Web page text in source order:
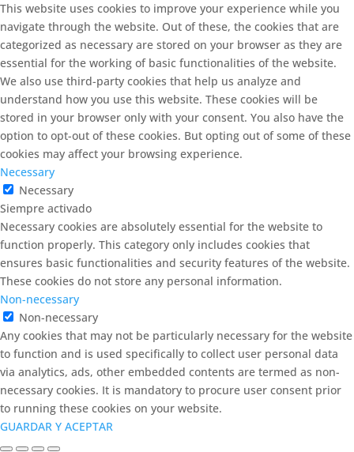
This website uses cookies to improve your experience while you
navigate through the website. Out of these, the cookies that are
categorized as necessary are stored on your browser as they are
essential for the working of basic functionalities of the website.
We also use third-party cookies that help us analyze and
understand how you use this website. These cookies will be
stored in your browser only with your consent. You also have the
option to opt-out of these cookies. But opting out of some of these
cookies may affect your browsing experience.
Necessary
Necessary
Siempre activado
Necessary cookies are absolutely essential for the website to
function properly. This category only includes cookies that
ensures basic functionalities and security features of the website.
These cookies do not store any personal information.
Non-necessary
Non-necessary
Any cookies that may not be particularly necessary for the website
to function and is used specifically to collect user personal data
via analytics, ads, other embedded contents are termed as non-
necessary cookies. It is mandatory to procure user consent prior
to running these cookies on your website.
GUARDAR Y ACEPTAR